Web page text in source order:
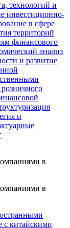
технологий и
инвестиционно-
в сфере
территорий
финансового
анализ
и развитие
и
в
в
с китайскими